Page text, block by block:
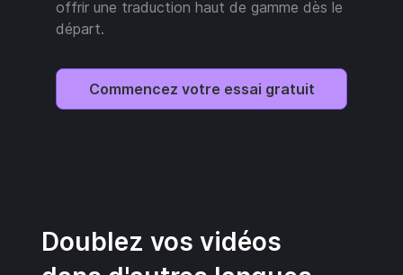
offrir une traduction haut de gamme dès le
départ.
Commencez votre essai gratuit
Doublez vos vidéos